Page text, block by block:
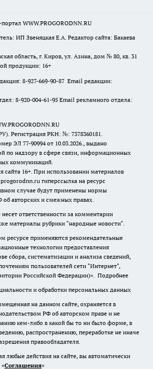
WWW.PROGORODNN.RU
ИП Звеняцкая Е.А. Редактор сайта: Бакаева
область, г. Киров, ул. Азина, дом № 80, кв. 31
продукции: 16+
8-927-669-90-87 Email редакции:
8-920-004-61-95 Email рекламного отдела:
Регистрация РКН: №: 7378360181.
ЭЛ 77-90994 от 10.03.2026., выдано
по надзору в сфере связи, информационных
коммуникаций.
сайта 16+. При использовании материалов
гиперссылка на ресурс
случае будут применены нормы
об авторских и смежных правах.
ответственности за комментарии
материалы рубрики "народные новости".
ресурсе применяются рекомендательные
технологии предоставления
сбора, систематизации и анализа сведений,
пользователей сети "Интернет",
Российской Федерации)». Подробнее
и обработки персональных данных
на данном сайте, охраняется в
РФ об авторском праве и не
кем-либо в какой бы то ни было форме, в
распространению, переработке не иначе
правообладателя.
любые действия на сайте, вы автоматически
«Cоглашения»